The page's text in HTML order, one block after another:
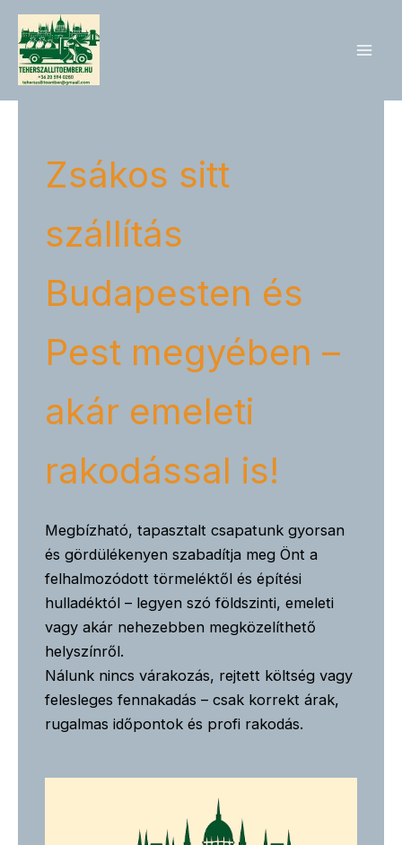
Skip
content
Zsákos sitt
szállítás
Budapesten és
Pest megyében –
akár emeleti
rakodással is!
Megbízható, tapasztalt csapatunk gyorsan
és gördülékenyen szabadítja meg Önt a
felhalmozódott törmeléktől és építési
hulladéktól – legyen szó földszinti, emeleti
vagy akár nehezebben megközelíthető
helyszínről.
Nálunk nincs várakozás, rejtett költség vagy
felesleges fennakadás – csak korrekt árak,
rugalmas időpontok és profi rakodás.